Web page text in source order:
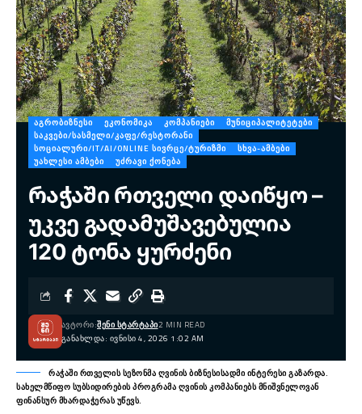
ᲐᲒᲠᲝᲑᲘᲖᲜᲔᲡᲘ ᲔᲙᲝᲜᲝᲛᲘᲙᲐ ᲙᲝᲛᲞᲐᲜᲘᲔᲑᲘ
ᲛᲣᲜᲘᲪᲘᲞᲐᲚᲘᲢᲔᲢᲔᲑᲘ
ᲡᲐᲙᲕᲔᲑᲘ/ᲡᲐᲡᲛᲔᲚᲘ/ᲙᲐᲤᲔ/ᲠᲔᲡᲢᲝᲠᲐᲜᲘ
ᲡᲝᲪᲘᲐᲚᲣᲠᲘ/IT/AI/ONLINE ᲡᲘᲕᲠᲪᲔ/ᲢᲣᲠᲘᲖᲛᲘ
ᲡᲮᲕᲐ-ᲐᲛᲑᲔᲑᲘ
ᲣᲐᲮᲚᲔᲡᲘ ᲐᲛᲑᲔᲑᲘ
ᲣᲫᲠᲐᲕᲘ ᲥᲝᲜᲔᲑᲐ
რაჭაში რთველი დაიწყო –
უკვე გადამუშავებულია
120 ტონა ყურძენი
ᲒᲐᲜᲐᲮᲚᲓᲐ: ᲘᲕᲜᲘᲡᲘ 4, 2026 1:02 AM
ᲐᲕᲢᲝᲠᲘ:ᲨᲔᲜᲘ ᲡᲢᲐᲠᲢᲐᲞᲘ2 MIN READ
რაჭაში რთველის სეზონმა ღვინის ბიზნესისადმი ინტერესი გაზარდა.
სახელმწიფო სუბსიდირების პროგრამა ღვინის კომპანიებს მნიშვნელოვან
ფინანსურ მხარდაჭერას უწევს.